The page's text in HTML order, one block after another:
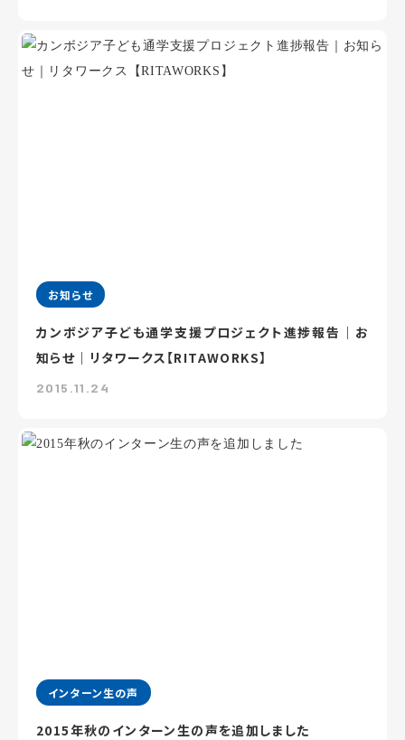
お知らせ
カンボジア子ども通学支援プロジェクト進捗報告｜お
知らせ｜リタワークス【RITAWORKS】
2015.11.24
インターン生の声
2015年秋のインターン生の声を追加しました